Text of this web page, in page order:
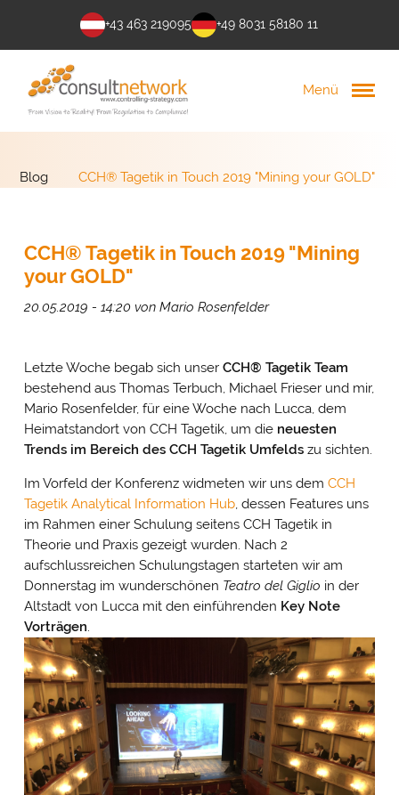
+43 463 219095 +49 8031 58180 11
Menü
Blog CCH® Tagetik in Touch 2019 "Mining your GOLD"
CCH® Tagetik in Touch 2019 "Mining
your GOLD"
20.05.2019 - 14:20 von Mario Rosenfelder
Letzte Woche begab sich unser CCH® Tagetik Team
bestehend aus Thomas Terbuch, Michael Frieser und mir,
Mario Rosenfelder, für eine Woche nach Lucca, dem
Heimatstandort von CCH Tagetik, um die neuesten
Trends im Bereich des CCH Tagetik Umfeldszu sichten.
Im Vorfeld der Konferenz widmeten wir uns dem CCH
Tagetik Analytical Information Hub, dessen Features uns
im Rahmen einer Schulung seitens CCH Tagetik in
Theorie und Praxis gezeigt wurden. Nach 2
aufschlussreichen Schulungstagen starteten wir am
Donnerstag im wunderschönen Teatro del Giglio in der
Altstadt von Lucca mit den einführenden Key Note
Vorträgen.